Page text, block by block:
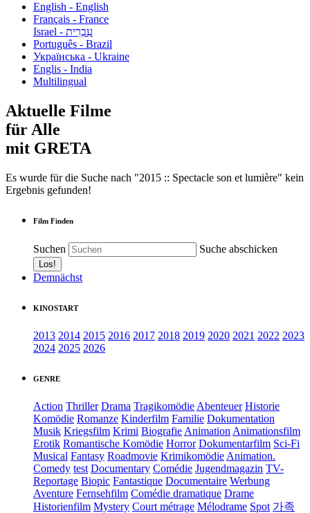
English - English
Français - France
עִבְרִית - Israel
Português - Brazil
Українська - Ukraine
Englis - India
Multilingual
Aktuelle Filme
für Alle
mit GRETA
Es wurde für die Suche nach "2015 :: Spectacle son et lumière" kein
Ergebnis gefunden!
Film Finden
Suchen Suche abschicken
Demnächst
KINOSTART
2013 2014 2015 2016 2017 2018 2019 2020 2021 2022 2023
2024 2025 2026
GENRE
Action Thriller Drama Tragikomödie Abenteuer Historie
Komödie Romanze Kinderfilm Familie Dokumentation
Musik Kriegsfilm Krimi Biografie Animation Animationsfilm
Erotik Romantische Komödie Horror Dokumentarfilm Sci-Fi
Musical Fantasy Roadmovie Krimikomödie Animation.
Comedy test Documentary Comédie Jugendmagazin TV-
Reportage Biopic Fantastique Documentaire Werbung
Aventure Fernsehfilm Comédie dramatique Drame
Historienfilm Mystery Court métrage Mélodrame Spot 가족